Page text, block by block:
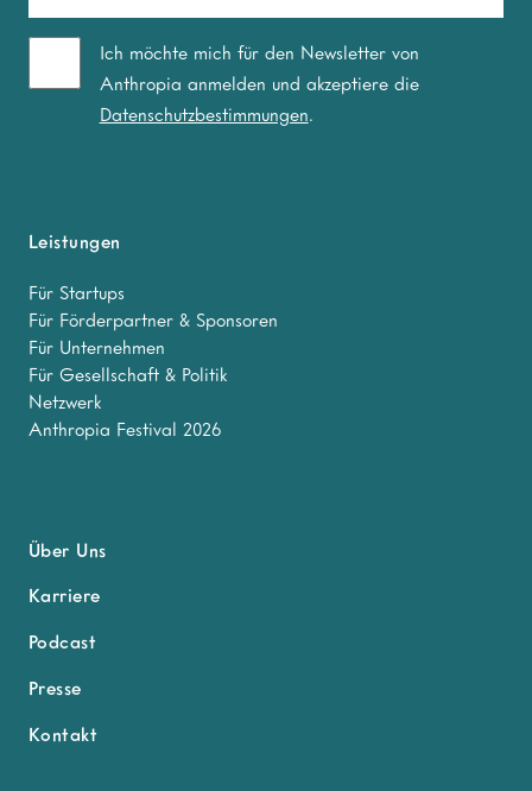
Ich möchte mich für den Newsletter von
Anthropia anmelden und akzeptiere die
Datenschutzbestimmungen
Leistungen
Für Startups
Für Förderpartner & Sponsoren
Für Unternehmen
Für Gesellschaft & Politik
Netzwerk
Anthropia Festival 2026
Über Uns
Karriere
Podcast
Presse
Kontakt